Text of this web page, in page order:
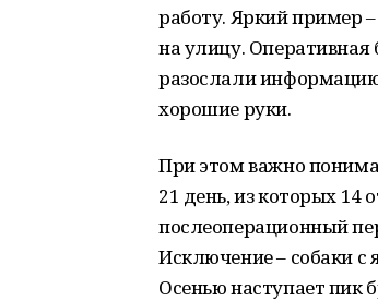
работу. Яркий пример
на улицу.
разослали
хорошие руки.
При этом важно
21 день, из которых 14
послеоперационный
Исключение – собаки
Осенью наступает пик